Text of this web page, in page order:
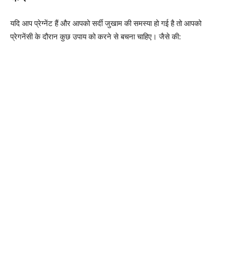
यदि आप प्रेग्नेंट हैं और आपको सर्दी जुखाम की समस्या हो गई है तो आपको
प्रेगनेंसी के दौरान कुछ उपाय को करने से बचना चाहिए। जैसे की: